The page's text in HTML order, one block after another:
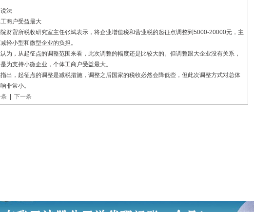
法
商户受益最大
财贸所税收研究室主任张斌表示，将企业增值税和营业税的起征点调整到5000-20000元，主
轻小型和微型企业的负担。
为，从起征点的调整范围来看，此次调整的幅度还是比较大的。但调整跟大企业没有关系，
为支持小微企业，个体工商户受益最大。
出，起征点的调整是减税措施，调整之后国家的税收必然会降低些，但此次调整方式对总体
非常小。
下一条